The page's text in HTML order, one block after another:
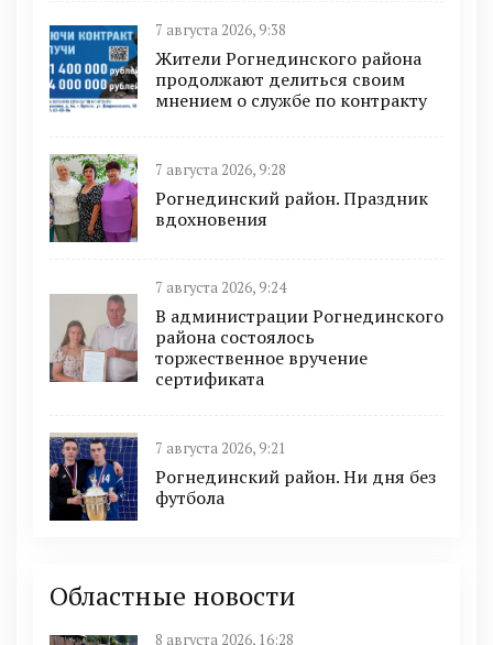
7 августа 2026, 9:38
Жители Рогнединского района
продолжают делиться своим
мнением о службе по контракту
7 августа 2026, 9:28
Рогнединский район. Праздник
вдохновения
7 августа 2026, 9:24
В администрации Рогнединского
района состоялось
торжественное вручение
сертификата
7 августа 2026, 9:21
Рогнединский район. Ни дня без
футбола
Областные новости
8 августа 2026, 16:28